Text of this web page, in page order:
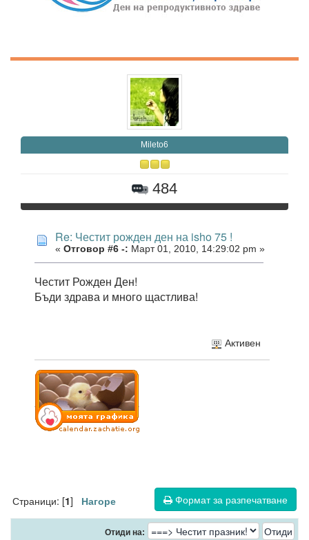
Mileto6
484
Re: Честит рожден ден на isho 75 !
« Отговор #6 -: Март 01, 2010, 14:29:02 pm »
Честит Рожден Ден!
Бъди здрава и много щастлива!
Активен
Формат за разпечатване
Страници: [1] Нагоре
Отиди на: